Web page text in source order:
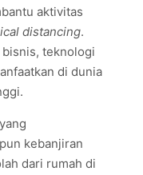
aktivitas
distancing.
teknologi
di dunia
kebanjiran
dari rumah di